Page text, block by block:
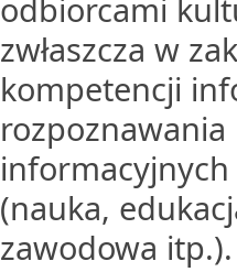
odbiorcami
zwłaszcza w
kompetencji
(nauka,
zawodowa itp.).